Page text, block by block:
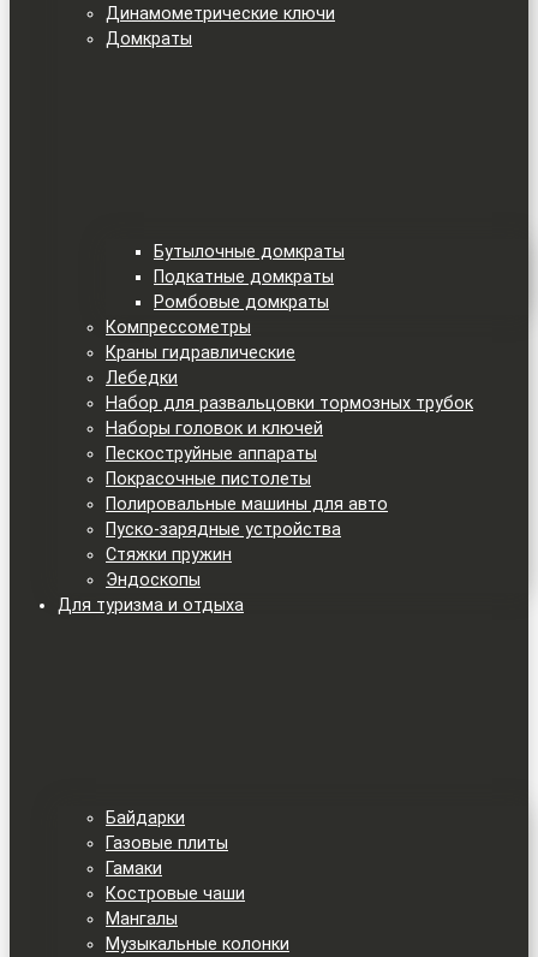
Динамометрические ключи
Домкраты
Бутылочные домкраты
Подкатные домкраты
Ромбовые домкраты
Компрессометры
Краны гидравлические
Лебедки
Набор для развальцовки тормозных трубок
Наборы головок и ключей
Пескоструйные аппараты
Покрасочные пистолеты
Полировальные машины для авто
Пуско-зарядные устройства
Стяжки пружин
Эндоскопы
Для туризма и отдыха
Байдарки
Газовые плиты
Гамаки
Костровые чаши
Мангалы
Музыкальные колонки